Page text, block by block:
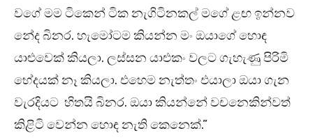
වගේ මම ටිකෙන් ටික නැගිටිනකල් මගේ ළඟ ඉන්නව
නේද බිනර. හැමෝටම කියන්න මං ඔයාගේ හොඳ
යාළුවෙක් කියලා. ලස්සන යාළුකං වලට ගැහැණු පිරිමි
භේදයක් නෑ කියලා. එහෙම නැත්තං එයාලා ඔයා ගැන
වැරදියට හිතයි බිනර. ඔයා කියන්නේ වචනෙකින්වත්
කිළිටි වෙන්න හොඳ නැති කෙනෙක්.”